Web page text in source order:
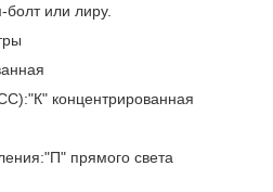
или лиру.
концентрированная
прямого света